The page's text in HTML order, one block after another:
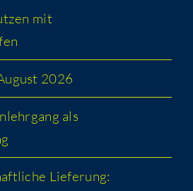
mit
2026
als
Lie­fe­rung: